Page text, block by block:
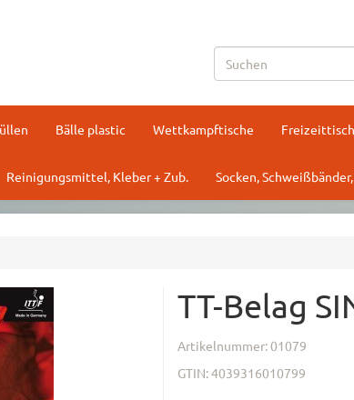
Bälle plastic Wettkampftische
Reinigungsmittel, Kleber + Zub. Socken,
TT-Belag
Artikelnummer:01079
GTIN:4039316010799